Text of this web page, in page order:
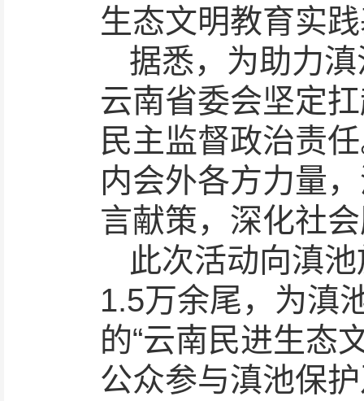
生态文明教育实
据悉，为助力
云南省委会坚定
民主监督政治责
内会外各方力量
言献策，深化社
此次活动向滇
1.5万余尾，为滇
的“云南民进生态
公众参与滇池保